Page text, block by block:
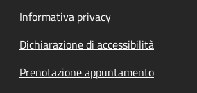
Informativa privacy
Dichiarazione di accessibilità
Prenotazione appuntamento